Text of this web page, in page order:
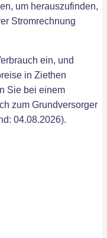
um herauszufinden,
Stromrechnung
ein, und
in Ziethen
Sie bei einem
zum Grundversorger
04.08.2026).